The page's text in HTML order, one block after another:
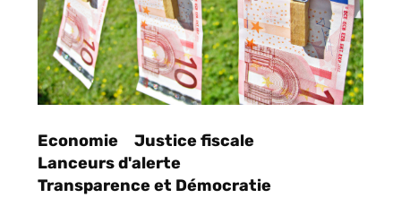
Economie
Justice fiscale
Lanceurs d'alerte
Transparence et Démocratie